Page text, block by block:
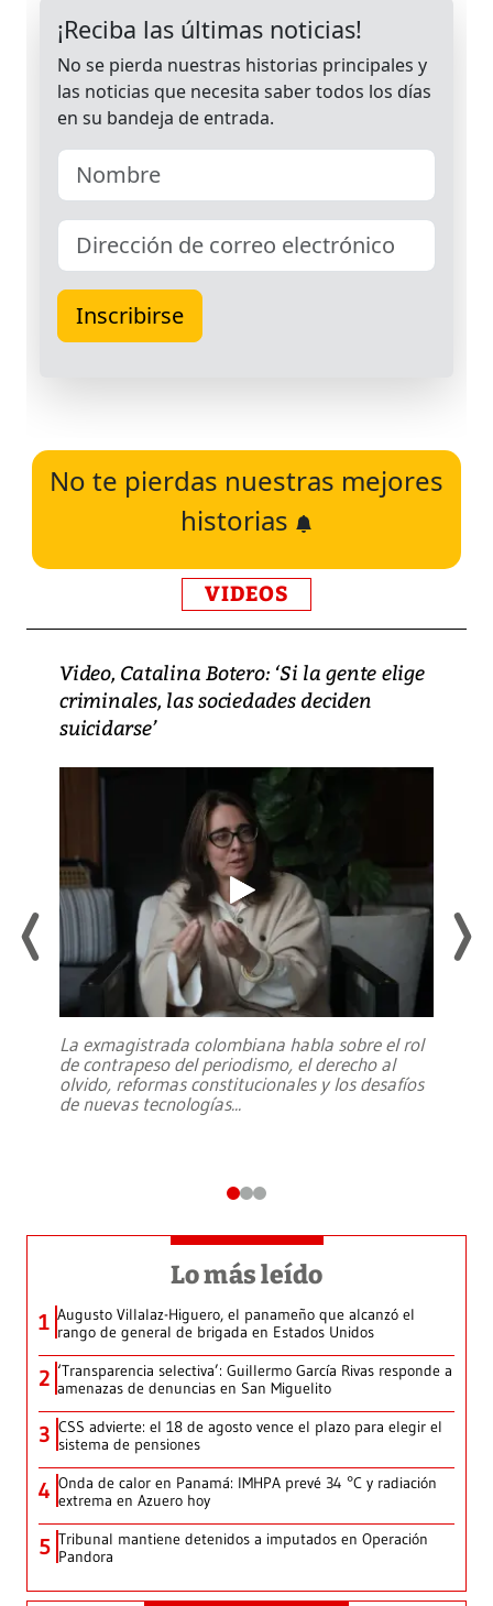
No te pierdas nuestras mejores
historias
VIDEOS
Video, Catalina Botero: ‘Si la gente elige
criminales, las sociedades deciden
suicidarse’
La exmagistrada colombiana habla sobre el rol
de contrapeso del periodismo, el derecho al
olvido, reformas constitucionales y los desafíos
de nuevas tecnologías...
Lo más leído
1 Augusto Villalaz-Higuero, el panameño que alcanzó el
rango de general de brigada en Estados Unidos
2 ‘Transparencia selectiva’: Guillermo García Rivas responde a
amenazas de denuncias en San Miguelito
3 CSS advierte: el 18 de agosto vence el plazo para elegir el
sistema de pensiones
4 Onda de calor en Panamá: IMHPA prevé 34 °C y radiación
extrema en Azuero hoy
5 Tribunal mantiene detenidos a imputados en Operación
Pandora